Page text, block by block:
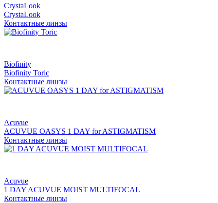
CrystaLook
CrystaLook
Контактные линзы
Biofinity
Biofinity Toric
Контактные линзы
Acuvue
ACUVUE OASYS 1 DAY for ASTIGMATISM
Контактные линзы
Acuvue
1 DAY ACUVUE MOIST MULTIFOCAL
Контактные линзы